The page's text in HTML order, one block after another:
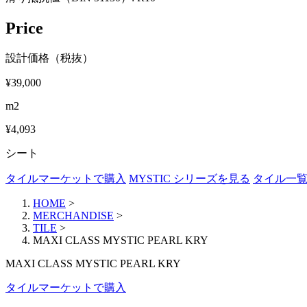
Price
設計価格（税抜）
¥39,000
m2
¥4,093
シート
タイルマーケットで購入 MYSTIC シリーズを見る タイル一
HOME >
MERCHANDISE >
TILE >
MAXI CLASS MYSTIC PEARL KRY
MAXI CLASS MYSTIC PEARL KRY
タイルマーケットで購入